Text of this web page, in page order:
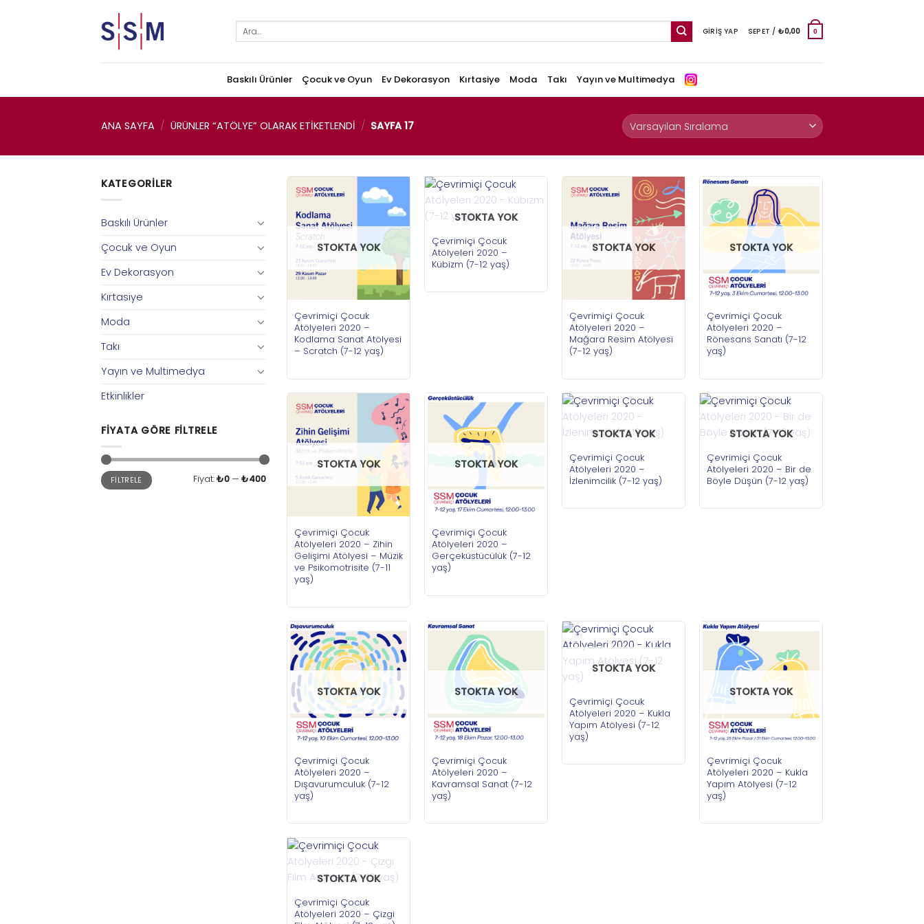
Ara:
GIRIŞ YAP SEPET / ₺0,00 0
Baskılı Ürünler Çocuk ve Oyun Ev Dekorasyon Kırtasiye Moda Takı Yayın ve Multimedya
ANA SAYFA / ÜRÜNLER “ATÖLYE” OLARAK ETIKETLENDI / SAYFA 17
KATEGORILER
Baskılı Ürünler
Çocuk ve Oyun
Ev Dekorasyon
Kırtasiye
Moda
Takı
Yayın ve Multimedya
Etkinlikler
FIYATA GÖRE FILTRELE
En
düşük
fiyat
En
yüksek
fiyat
FILTRELE Fiyat:₺0— ₺400
STOKTA YOK
Çevrimiçi Çocuk
Atölyeleri 2020 –
Kodlama Sanat Atölyesi
– Scratch (7-12 yaş)
STOKTA YOK
Çevrimiçi Çocuk
Atölyeleri 2020 –
Kübizm (7-12 yaş)
STOKTA YOK
Çevrimiçi Çocuk
Atölyeleri 2020 –
Mağara Resim Atölyesi
(7-12 yaş)
STOKTA YOK
Çevrimiçi Çocuk
Atölyeleri 2020 –
Rönesans Sanatı (7-12
yaş)
STOKTA YOK
Çevrimiçi Çocuk
Atölyeleri 2020 – Zihin
Gelişimi Atölyesi – Müzik
ve Psikomotrisite (7-11
yaş)
STOKTA YOK
Çevrimiçi Çocuk
Atölyeleri 2020 –
Gerçeküstücülük (7-12
yaş)
STOKTA YOK
Çevrimiçi Çocuk
Atölyeleri 2020 –
İzlenimcilik (7-12 yaş)
STOKTA YOK
Çevrimiçi Çocuk
Atölyeleri 2020 – Bir de
Böyle Düşün (7-12 yaş)
STOKTA YOK
Çevrimiçi Çocuk
Atölyeleri 2020 –
Dışavurumculuk (7-12
yaş)
STOKTA YOK
Çevrimiçi Çocuk
Atölyeleri 2020 –
Kavramsal Sanat (7-12
yaş)
STOKTA YOK
Çevrimiçi Çocuk
Atölyeleri 2020 – Kukla
Yapım Atölyesi (7-12
yaş)
STOKTA YOK
Çevrimiçi Çocuk
Atölyeleri 2020 – Kukla
Yapım Atölyesi (7-12
yaş)
STOKTA YOK
Çevrimiçi Çocuk
Atölyeleri 2020 – Çizgi